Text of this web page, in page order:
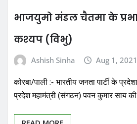
भाजयुमो मंडल चैतमा के
कश्यप (विभु)
Ashish Sinha Aug 1, 2021
कोरबा/पाली :- भारतीय जनता पार्टी के
प्रदेश महामंत्री (संगठन) पवन कुमार साय